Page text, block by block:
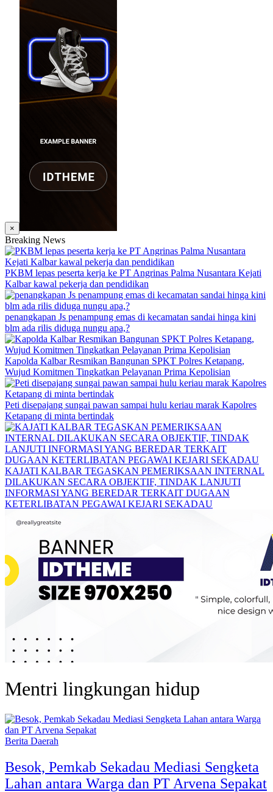
×
Breaking News
PKBM lepas peserta kerja ke PT Angrinas Palma Nusantara Kejati
Kalbar kawal pekerja dan pendidikan
penangkapan Js penampung emas di kecamatan sandai hinga kini
blm ada rilis diduga nungu apa,?
Kapolda Kalbar Resmikan Bangunan SPKT Polres Ketapang,
Wujud Komitmen Tingkatkan Pelayanan Prima Kepolisian
Peti disepajang sungai pawan sampai hulu keriau marak Kapolres
Ketapang di minta bertindak
KAJATI KALBAR TEGASKAN PEMERIKSAAN INTERNAL
DILAKUKAN SECARA OBJEKTIF, TINDAK LANJUTI
INFORMASI YANG BEREDAR TERKAIT DUGAAN
KETERLIBATAN PEGAWAI KEJARI SEKADAU
Mentri lingkungan hidup
Berita Daerah
Besok, Pemkab Sekadau Mediasi Sengketa
Lahan antara Warga dan PT Arvena Sepakat